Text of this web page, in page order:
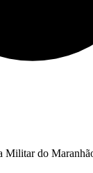
Militar do